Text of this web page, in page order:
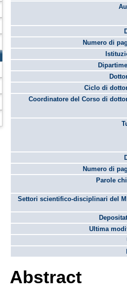
Numero di
Ciclo di
Coordinatore del Corso di
Numero di
Parole
Settori scientifico-disciplinari del
Ultima
Abstract